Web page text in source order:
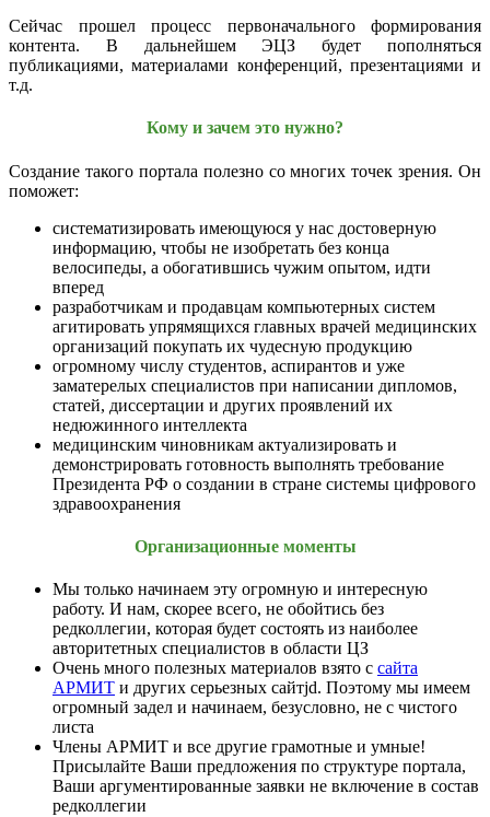
Сейчас прошел процесс первоначального формирования
контента. В дальнейшем ЭЦЗ будет пополняться
публикациями, материалами конференций, презентациями и
т.д.
Кому и зачем это нужно?
Создание такого портала полезно со многих точек зрения. Он
поможет:
систематизировать имеющуюся у нас достоверную
информацию, чтобы не изобретать без конца
велосипеды, а обогатившись чужим опытом, идти
вперед
разработчикам и продавцам компьютерных систем
агитировать упрямящихся главных врачей медицинских
организаций покупать их чудесную продукцию
огромному числу студентов, аспирантов и уже
заматерелых специалистов при написании дипломов,
статей, диссертации и других проявлений их
недюжинного интеллекта
медицинским чиновникам актуализировать и
демонстрировать готовность выполнять требование
Президента РФ о создании в стране системы цифрового
здравоохранения
Организационные моменты
Мы только начинаем эту огромную и интересную
работу. И нам, скорее всего, не обойтись без
редколлегии, которая будет состоять из наиболее
авторитетных специалистов в области ЦЗ
Очень много полезных материалов взято с сайта
АРМИТ и других серьезных сайтjd. Поэтому мы имеем
огромный задел и начинаем, безусловно, не с чистого
листа
Члены АРМИТ и все другие грамотные и умные!
Присылайте Ваши предложения по структуре портала,
Ваши аргументированные заявки не включение в состав
редколлегии